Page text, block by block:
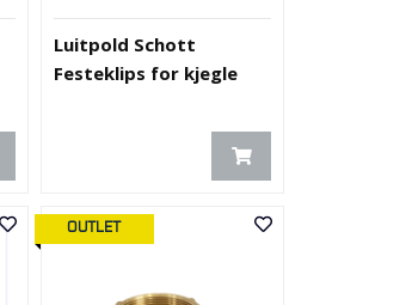
Luitpold Schott
Festeklips for kjegle
OUTLET